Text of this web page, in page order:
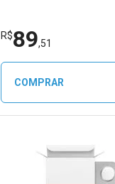
R$89,51
COMPRAR